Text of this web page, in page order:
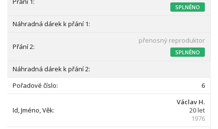
SPLNĚNO
přenosný reproduktor
SPLNĚNO
6
Václav H.
20 let
1976